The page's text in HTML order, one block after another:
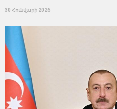
30 Հունվարի 2026